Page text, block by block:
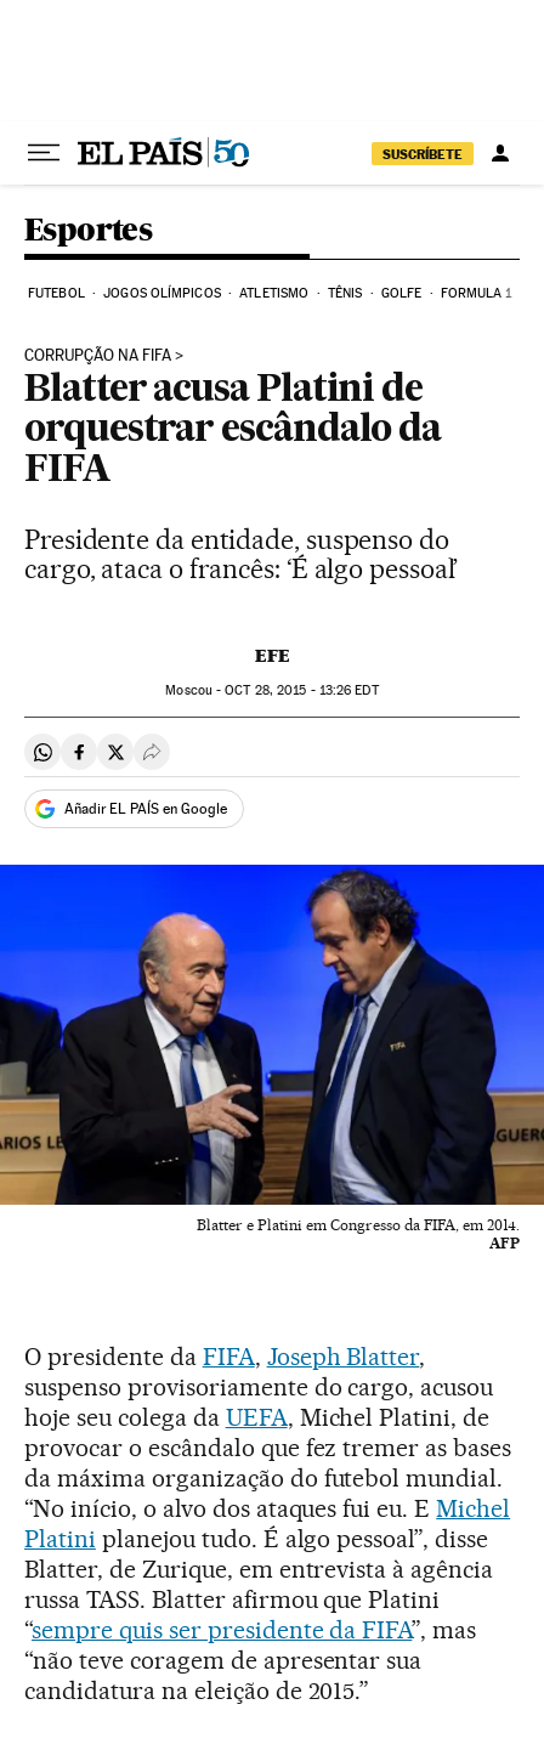
SUSCRÍBETE
Esportes
FUTEBOL JOGOS OLÍMPICOS ATLETISMO TÊNIS GOLFE FORMULA 1
CORRUPÇÃO NA FIFA
Blatter acusa Platini de
orquestrar escândalo da
FIFA
Presidente da entidade, suspenso do
cargo, ataca o francês: ‘É algo pessoal’
EFE
Moscou -OCT28, 2015 - 13:26 EDT
Compartir en Whatsapp
Compartir en Facebook
Compartir en Twitter
Desplegar Redes Sociales
Añadir EL PAÍS en Google
Blatter e Platini em Congresso da FIFA, em 2014.
AFP
O presidente da FIFA, Joseph Blatter,
suspenso provisoriamente do cargo, acusou
hoje seu colega da UEFA, Michel Platini, de
provocar o escândalo que fez tremer as bases
da máxima organização do futebol mundial.
“No início, o alvo dos ataques fui eu. EMichel
Platini planejou tudo. É algo pessoal”, disse
Blatter, de Zurique, em entrevista à agência
russa TASS. Blatter afirmou que Platini
“sempre quis ser presidente da FIFA”, mas
“não teve coragem de apresentar sua
candidatura na eleição de 2015.”